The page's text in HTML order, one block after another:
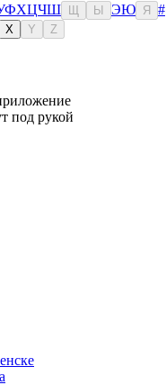
ФХЦЧШ Ы ЭЮ Я
#
X Y Z
под рукой